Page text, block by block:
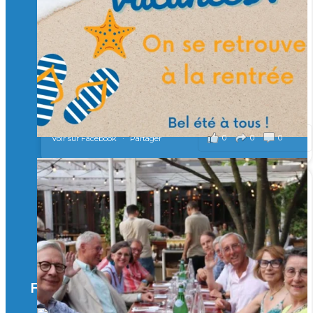
Merci à tous !
🎯 Taxe d’apprentissage 2026 : avec l'Isep, investissez pour
un numérique au service de l'humain !
À l’Isep, nous formons des ingénieurs, des bachelors, des
Mastères Spécialisés, qui allient excellence technologique et
valeurs humaines, au cœur de notre pro
...Voir plus
il y a 2 mois
0 0 0
Voir sur Facebook · Partager
🚀Afterwork à Genève 🚀
🥳 Le 22 avril dernier, 14 Alumni vivant / travaillant
en Suisse ont partagé un moment convivial de
retrouvailles et d'échanges !
Merci à tous pour votre présence et à Alexandre
CHEA pour l'organisation !
il y a 3 mois
Facebook